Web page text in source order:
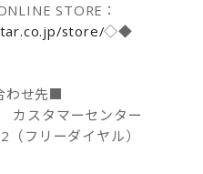
STORE：
store/◇◆
わせ先■
カスタマーセンター
フリーダイヤル）